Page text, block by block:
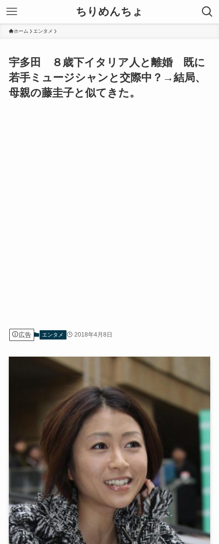
ちりめんちょ
ホーム エンタメ
宇多田 ８歳下イタリア人と離婚 既に
若手ミュージシャンと交際中？→結局、
母親の藤圭子と似てきた。
広告 エンタメ 2018年4月8日